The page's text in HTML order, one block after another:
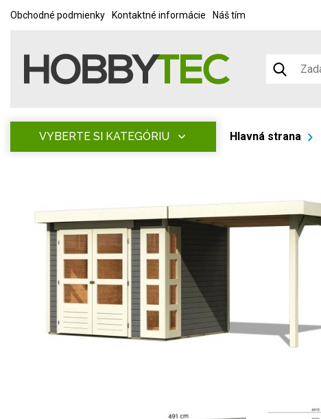
Obchodné podmienky Kontaktné informácie Náš tím
VYBERTE SI KATEGÓRIU Hlavná strana